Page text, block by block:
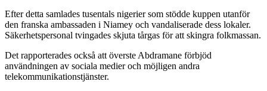
Efter detta samlades tusentals nigerier som stödde kuppen utanför
den franska ambassaden i Niamey och vandaliserade dess lokaler.
Säkerhetspersonal tvingades skjuta tårgas för att skingra folkmassan.
Det rapporterades också att överste Abdramane förbjöd
användningen av sociala medier och möjligen andra
telekommunikationstjänster.